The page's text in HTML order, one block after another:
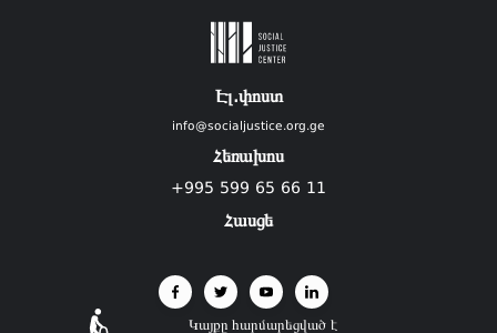
Էլ.փոստ
info@socialjustice.org.ge
Հեռախոս
+995 599 65 66 11
Հասցե
Կայքը հարմարեցված է